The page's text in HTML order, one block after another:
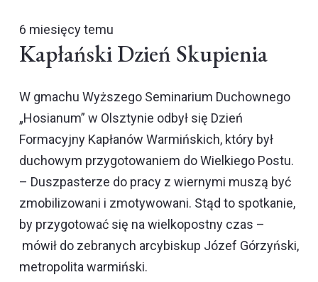
6 miesięcy temu
Kapłański Dzień Skupienia
W gmachu Wyższego Seminarium Duchownego
„Hosianum” w Olsztynie odbył się Dzień
Formacyjny Kapłanów Warmińskich, który był
duchowym przygotowaniem do Wielkiego Postu.
– Duszpasterze do pracy z wiernymi muszą być
zmobilizowani i zmotywowani. Stąd to spotkanie,
by przygotować się na wielkopostny czas –
mówił do zebranych arcybiskup Józef Górzyński,
metropolita warmiński.